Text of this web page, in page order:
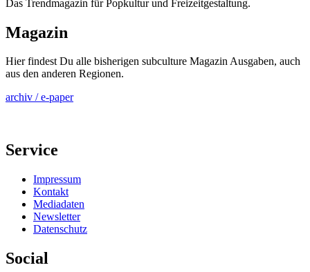
Das Trendmagazin für Popkultur und Freizeitgestaltung.
Magazin
Hier findest Du alle bisherigen subculture Magazin Ausgaben, auch
aus den anderen Regionen.
archiv / e-paper
Service
Impressum
Kontakt
Mediadaten
Newsletter
Datenschutz
Social